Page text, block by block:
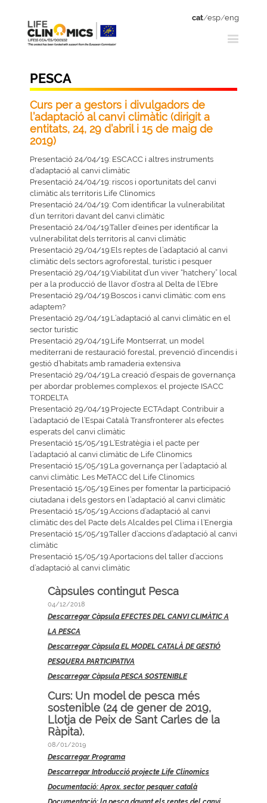
cat/esp/eng
PESCA
Curs per a gestors i divulgadors de
l’adaptació al canvi climàtic (dirigit a
entitats, 24, 29 d’abril i 15 de maig de
2019)
Presentació 24/04/19: ESCACC i altres instruments
d’adaptació al canvi climàtic
Presentació 24/04/19: riscos i oportunitats del canvi
climàtic als territoris Life Clinomics
Presentació 24/04/19: Com identificar la vulnerabilitat
d’un territori davant del canvi climàtic
Presentació 24/04/19:Taller d’eines per identificar la
vulnerabilitat dels territoris al canvi climàtic
Presentació 29/04/19:Els reptes de l’adaptació al canvi
climàtic dels sectors agroforestal, turístic i pesquer
Presentació 29/04/19:Viabilitat d’un viver “hatchery” local
per a la producció de llavor d’ostra al Delta de l’Ebre
Presentació 29/04/19:Boscos i canvi climàtic: com ens
adaptem?
Presentació 29/04/19:L’adaptació al canvi climàtic en el
sector turístic
Presentació 29/04/19:Life Montserrat, un model
mediterrani de restauració forestal, prevenció d’incendis i
gestió d’habitats amb ramaderia extensiva
Presentació 29/04/19:La creació d’espais de governança
per abordar problemes complexos: el projecte ISACC
TORDELTA
Presentació 29/04/19:Projecte ECTAdapt. Contribuir a
l’adaptació de l’Espai Català Transfronterer als efectes
esperats del canvi climàtic
Presentació 15/05/19:L’Estratègia i el pacte per
l’adaptació al canvi climàtic de Life Clinomics
Presentació 15/05/19:La governança per l’adaptació al
canvi climàtic. Les MeTACC del Life Clinomics
Presentació 15/05/19:Eines per fomentar la participació
ciutadana i dels gestors en l’adaptació al canvi climàtic
Presentació 15/05/19:Accions d’adaptació al canvi
climàtic des del Pacte dels Alcaldes pel Clima i l’Energia
Presentació 15/05/19:Taller d’accions d’adaptació al canvi
climàtic
Presentació 15/05/19:Aportacions del taller d’accions
d’adaptació al canvi climàtic
Càpsules contingut Pesca
04/12/2018
Descarregar Càpsula EFECTES DEL CANVI CLIMÀTIC A
LA PESCA
Descarregar Càpsula EL MODEL CATALÀ DE GESTIÓ
PESQUERA PARTICIPATIVA
Descarregar Càpsula PESCA SOSTENIBLE
Curs: Un model de pesca més
sostenible (24 de gener de 2019,
Llotja de Peix de Sant Carles de la
Ràpita).
08/01/2019
Descarregar Programa
Descarregar Introducció projecte Life Clinomics
Documentació: Aprox. sector pesquer català